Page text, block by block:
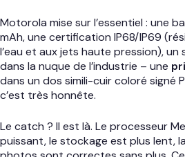
Motorola mise sur l’essentiel : une
mAh, une certification IP68/IP69
l’eau et aux jets haute pression),
dans la nuque de l’industrie – une
dans un dos simili-cuir coloré signé
c’est très honnête.
Le catch ? Il est là. Le processeur
puissant, le stockage est plus lent,